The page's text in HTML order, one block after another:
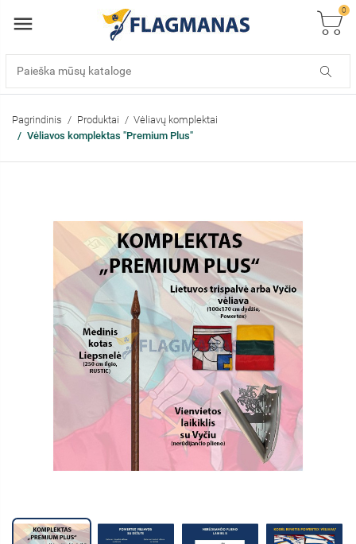
0
Pagrindinis Produktai
Vėliavų komplektai
Vėliavos komplektas "Premium Plus"